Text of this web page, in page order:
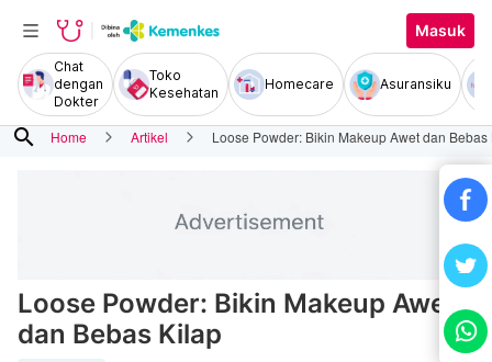
Masuk
Chat
dengan
Dokter
Toko
Kesehatan
Homecare Asuransiku
search Home Artikel Loose Powder: Bikin Makeup Awet dan Bebas
Loose Powder: Bikin Makeup Awet
dan Bebas Kilap